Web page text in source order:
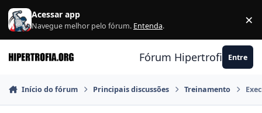
Ir para conteúdo
Acessar app
Navegue melhor pelo fórum. Entenda. ×
Fórum Hipertrofia.org
Entre
Início do fórum Principais discussões Treinamento